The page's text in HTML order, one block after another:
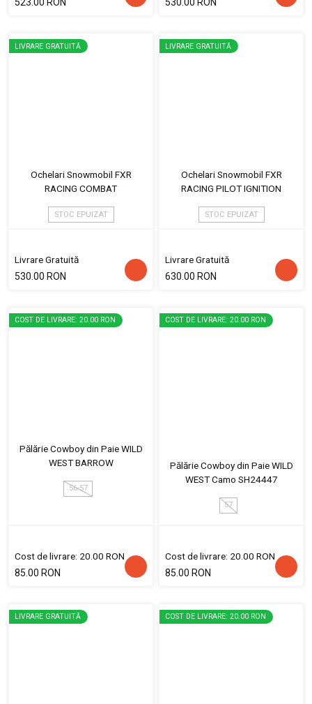
LIVRARE GRATUITĂ
Ochelari Snowmobil FXR
RACING COMBAT
STOC EPUIZAT
Livrare Gratuită
530.00 RON
LIVRARE GRATUITĂ
Ochelari Snowmobil FXR
RACING PILOT IGNITION
STOC EPUIZAT
Livrare Gratuită
630.00 RON
COST DE LIVRARE: 20.00 RON
Pălărie Cowboy din Paie WILD
WEST BARROW
56-57
Cost de livrare: 20.00 RON
85.00 RON
COST DE LIVRARE: 20.00 RON
Pălărie Cowboy din Paie WILD
WEST Camo SH24447
57
Cost de livrare: 20.00 RON
85.00 RON
LIVRARE GRATUITĂ COST DE LIVRARE: 20.00 RON